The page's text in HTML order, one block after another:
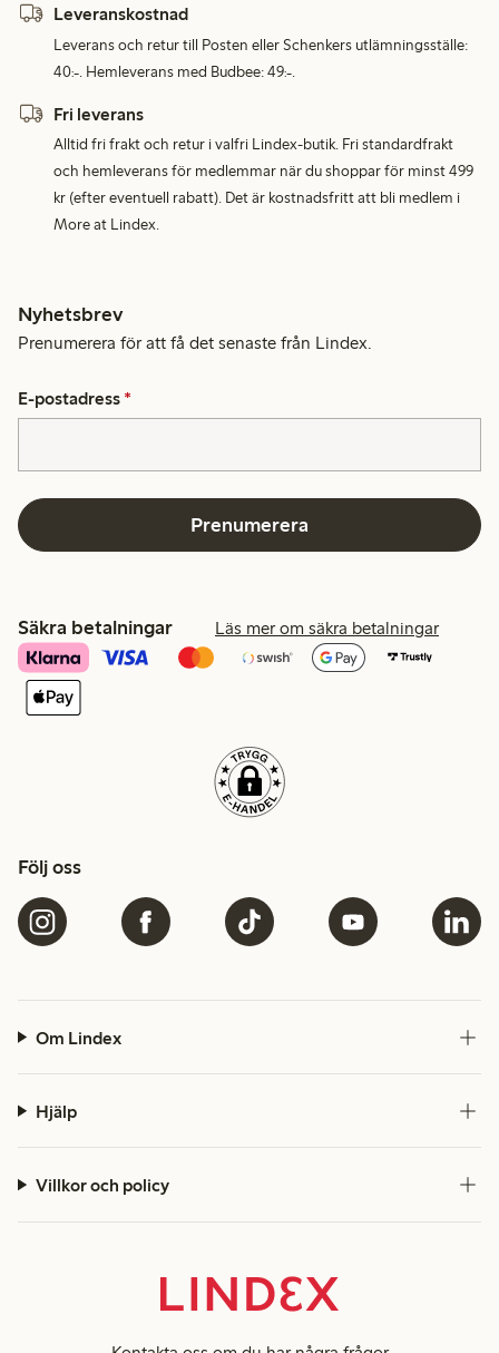
Leveranskostnad
Leverans och retur till Posten eller Schenkers utlämningsställe:
40:-. Hemleverans med Budbee: 49:-.
Fri leverans
Alltid fri frakt och retur i valfri Lindex-butik. Fri standardfrakt
och hemleverans för medlemmar när du shoppar för minst 499
kr (efter eventuell rabatt). Det är kostnadsfritt att bli medlem i
More at Lindex.
Nyhetsbrev
Prenumerera för att få det senaste från Lindex.
E-postadress *
Prenumerera
Säkra betalningar Läs mer om säkra betalningar
Följ oss
Om Lindex
Hjälp
Villkor och policy